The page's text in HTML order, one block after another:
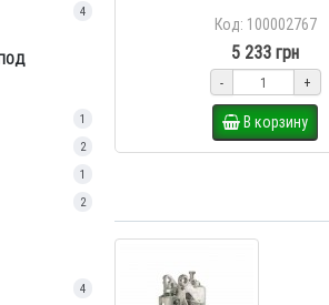
4
1
2
1
2
4
Код: 100002767
5 233 грн
- +
В корзину